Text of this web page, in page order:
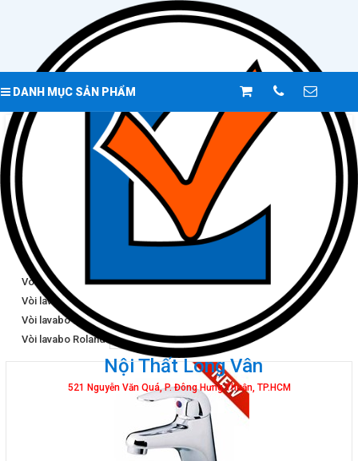
Nội Thất Long Vân
521 Nguyễn Văn Quá, P. Đông Hưng Thuận, TP.HCM
DANH MỤC SẢN PHẨM
Trang chủ Sản phẩm THIẾT BỊ VỆ SINH VÒI LAVABO
Vòi lavabo Caesar
Vòi Lavabo Toto
Vòi lavabo Inax
Vòi lavabo Viglacera
24
Vòi lavabo Luxta
Vòi lavabo Kennetth
Vòi lavabo Roland
5